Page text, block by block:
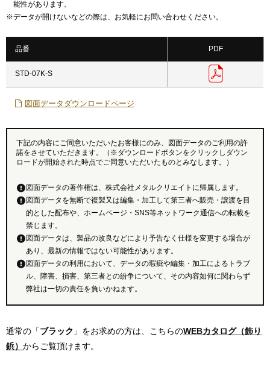
能性があります。
※データが開けないなどの際は、お気軽にお問い合わせください。
品番 PDF
STD-07K-S
図面データダウンロードページ
下記の内容にご同意いただいたお客様にのみ、図面データのご利用の許
諾をさせていただきます。（※ダウンロードボタンをクリックしダウン
ロードが開始された時点でご同意いただいたものとみなします。）
図面データの著作権は、株式会社メタルクリエイトに帰属します。
図面データを無断で複製又は編集・加工して第三者へ販売・譲渡を目
的とした配布や、ホームページ・SNS等ネットワーク通信への転載を
禁じます。
図面データは、製品の改良などにより予告なく仕様を変更する場合が
あり、最新の情報ではない可能性があります。
図面データの利用において、データの瑕疵や編集・加工によるトラブ
ル、障害、損害、第三者との紛争について、その内容如何に関わらず
弊社は一切の責任を負いかねます。
通常の「ブラック 」をお求めの方は、こちらのWEBカタログ（飾り
鋲） からご覧頂けます。